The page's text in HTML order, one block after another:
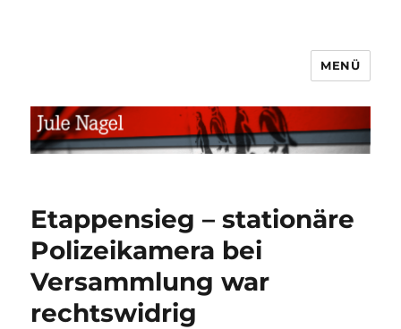
MENÜ
Etappensieg – stationäre
Polizeikamera bei
Versammlung war
rechtswidrig